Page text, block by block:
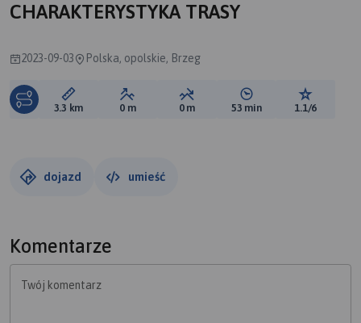
CHARAKTERYSTYKA TRASY
2023-09-03 Polska, opolskie, Brzeg
Długość trasy:
3.3 km Suma przewyższeń:
0 m Suma spadków:
0 m Średni czas potrzebny
53 min Ocena
1.1/6
dojazd umieść
Komentarze
Twój komentarz